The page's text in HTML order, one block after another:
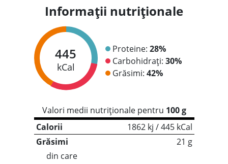
Informații nutriționale
445
kCal
Proteine: 28%
Carbohidrați: 30%
Grăsimi: 42%
Valori medii nutriționale pentru 100 g
Calorii
1862 kj / 445 kCal
Grăsimi
21 g
din care